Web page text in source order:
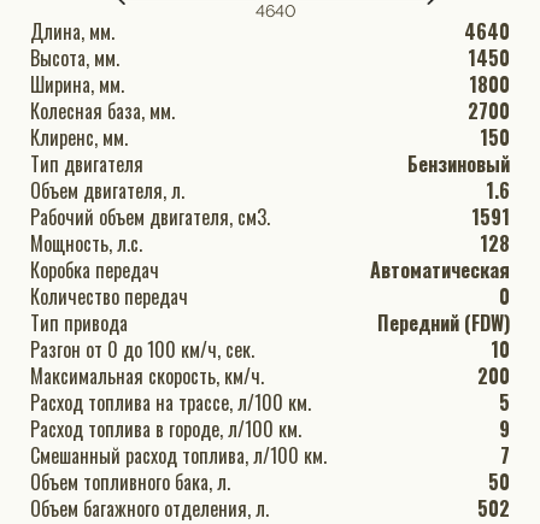
4640
Длина, мм.
4640
Высота, мм.
1450
Ширина, мм.
1800
Колесная база, мм.
2700
Клиренс, мм.
150
Тип двигателя
Бензиновый
Объем двигателя, л.
1.6
Рабочий объем двигателя, см3.
1591
Мощность, л.с.
128
Коробка передач
Автоматическая
Количество передач
0
Тип привода
Передний (FDW)
Разгон от 0 до 100 км/ч, сек.
10
Максимальная скорость, км/ч.
200
Расход топлива на трассе, л/100 км.
5
Расход топлива в городе, л/100 км.
9
Смешанный расход топлива, л/100 км.
7
Объем топливного бака, л.
50
Объем багажного отделения, л.
502